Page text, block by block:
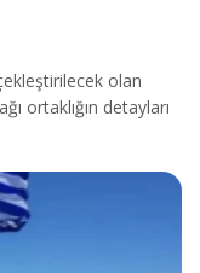
olan
ortaklığın detayları